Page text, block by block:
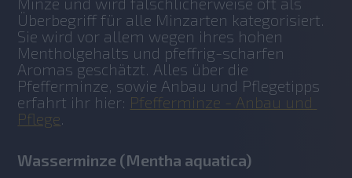
Überbegriff für alle Minzarten kategorisiert.
Sie wird vor allem wegen ihres hohen
Mentholgehalts und pfeffrig-scharfen
Aromas geschätzt. Alles über die
Pfefferminze, sowie Anbau und Pflegetipps
erfahrt ihr hier: Pfefferminze - Anbau und
Pflege.
Wasserminze (Mentha aquatica)